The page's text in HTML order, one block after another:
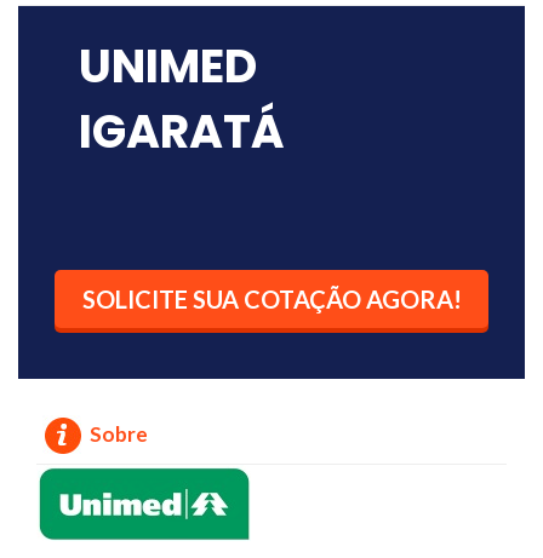
UNIMED
IGARATÁ
SOLICITE SUA COTAÇÃO AGORA!
Sobre